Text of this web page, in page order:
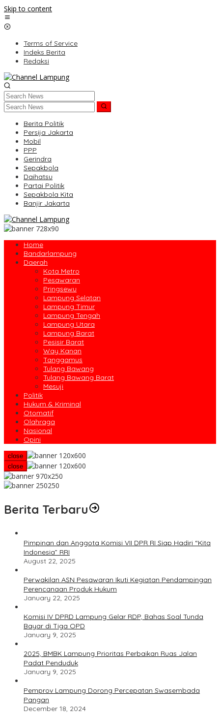
Skip to content
Terms of Service
Indeks Berita
Redaksi
Berita Politik
Persija Jakarta
Mobil
PPP
Gerindra
Sepakbola
Daihatsu
Partai Politik
Sepakbola Kita
Banjir Jakarta
Home
Bandarlampung
Daerah
Kota Metro
Pesawaran
Pringsewu
Lampung Selatan
Lampung Timur
Lampung Tengah
Lampung Utara
Lampung Barat
Pesisir Barat
Way Kanan
Tanggamus
Tulang Bawang
Tulang Bawang Barat
Mesuji
Politik
Hukum & Kriminal
Otomatif
Olahraga
Nasional
Opini
close
close
Berita Terbaru
Pimpinan dan Anggota Komisi VII DPR RI Siap Hadiri “Kita
Indonesia” RRI
August 22, 2025
Perwakilan ASN Pesawaran Ikuti Kegiatan Pendampingan
Perencanaan Produk Hukum
January 22, 2025
Komisi IV DPRD Lampung Gelar RDP, Bahas Soal Tunda
Bayar di Tiga OPD
January 9, 2025
2025, BMBK Lampung Prioritas Perbaikan Ruas Jalan
Padat Penduduk
January 9, 2025
Pemprov Lampung Dorong Percepatan Swasembada
Pangan
December 18, 2024